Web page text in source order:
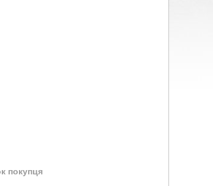
покупця